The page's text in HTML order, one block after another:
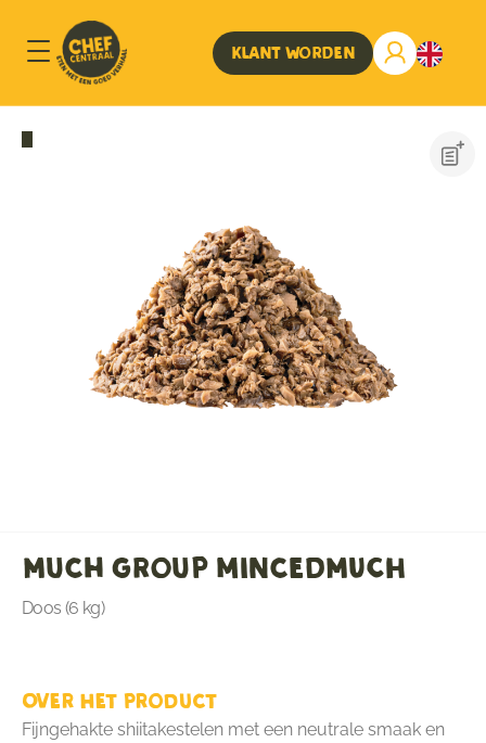
Klant worden
Much group mincedMUCH
Doos (6 kg)
Over het product
Fijngehakte shiitakestelen met een neutrale smaak en